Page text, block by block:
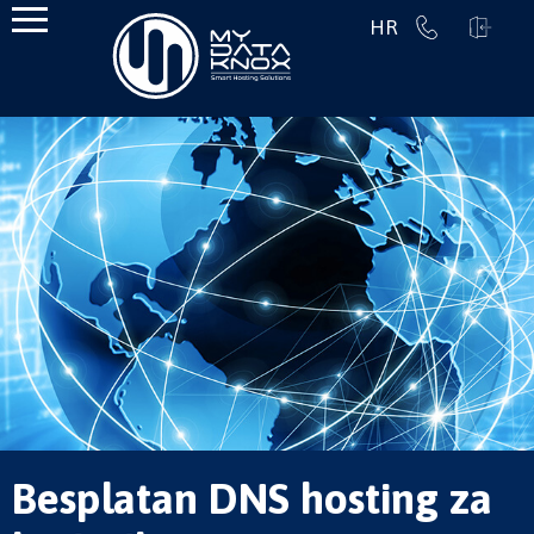
HR
Besplatan DNS hosting za